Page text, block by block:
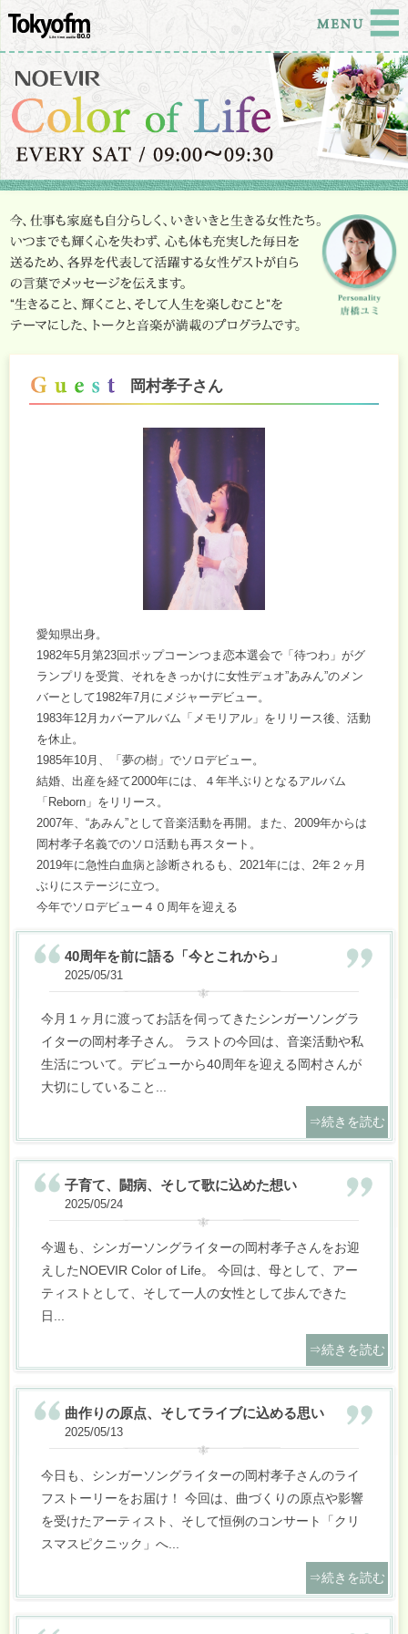
岡村孝子さん
愛知県出身。
1982年5月第23回ポップコーンつま恋本選会で「待つわ」がグ
ランプリを受賞、それをきっかけに女性デュオ”あみん”のメン
バーとして1982年7月にメジャーデビュー。
1983年12月カバーアルバム「メモリアル」をリリース後、活動
を休止。
1985年10月、「夢の樹」でソロデビュー。
結婚、出産を経て2000年には、４年半ぶりとなるアルバム
「Reborn」をリリース。
2007年、“あみん”として音楽活動を再開。また、2009年からは
岡村孝子名義でのソロ活動も再スタート。
2019年に急性白血病と診断されるも、2021年には、2年２ヶ月
ぶりにステージに立つ。
今年でソロデビュー４０周年を迎える
40周年を前に語る「今とこれから」
2025/05/31
今月１ヶ月に渡ってお話を伺ってきたシンガーソングラ
イターの岡村孝子さん。
ラストの今回は、音楽活動や私
生活について。デビューから40周年を迎える岡村さんが
大切にしていること ...
⇒続きを読む
子育て、闘病、そして歌に込めた想い
2025/05/24
今週も、シンガーソングライターの岡村孝子さんをお迎
えしたNOEVIR Color of Life。
今回は、母として、アー
ティストとして、そして一人の女性として歩んできた
日
⇒続きを読む
曲作りの原点、そしてライブに込める思い
2025/05/13
今日も、シンガーソングライターの岡村孝子さんのライ
フストーリーをお届け！
今回は、曲づくりの原点や影響
を受けたアーティスト、そして恒例のコンサート「クリ
スマスピクニック」へ
⇒続きを読む